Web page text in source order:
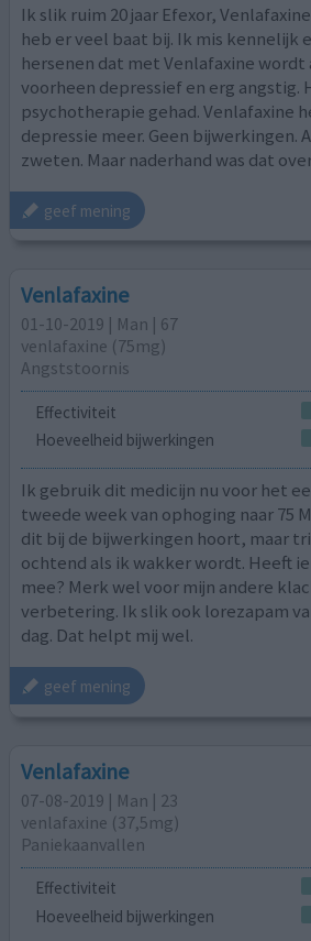
Ik slik ruim 20 jaar Efexor,
heb er veel baat bij. Ik mis kennelijk
hersenen dat met Venlafaxine wordt
voorheen depressief en erg angstig.
psychotherapie gehad. Venlafaxine
depressie meer. Geen bijwerkingen.
zweten. Maar naderhand was dat
geef mening
Venlafaxine
01-10-2019 | Man | 67
venlafaxine (75mg)
Angststoornis
Effectiviteit
Hoeveelheid bijwerkingen
Ik gebruik dit medicijn nu voor het
tweede week van ophoging naar 75
dit bij de bijwerkingen hoort, maar
ochtend als ik wakker wordt. Heeft
mee? Merk wel voor mijn andere
verbetering. Ik slik ook lorezapam
dag. Dat helpt mij wel.
geef mening
Venlafaxine
07-08-2019 | Man | 23
venlafaxine (37,5mg)
Paniekaanvallen
Effectiviteit
Hoeveelheid bijwerkingen